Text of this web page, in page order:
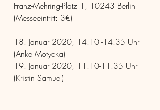
Franz-Mehring-Platz 1, 10243 Berlin
(Messeeintritt: 3€)
18. Januar 2020, 14.10 -14.35 Uhr
(Anke Motycka)
19. Januar 2020, 11.10-11.35 Uhr
(Kristin Samuel)